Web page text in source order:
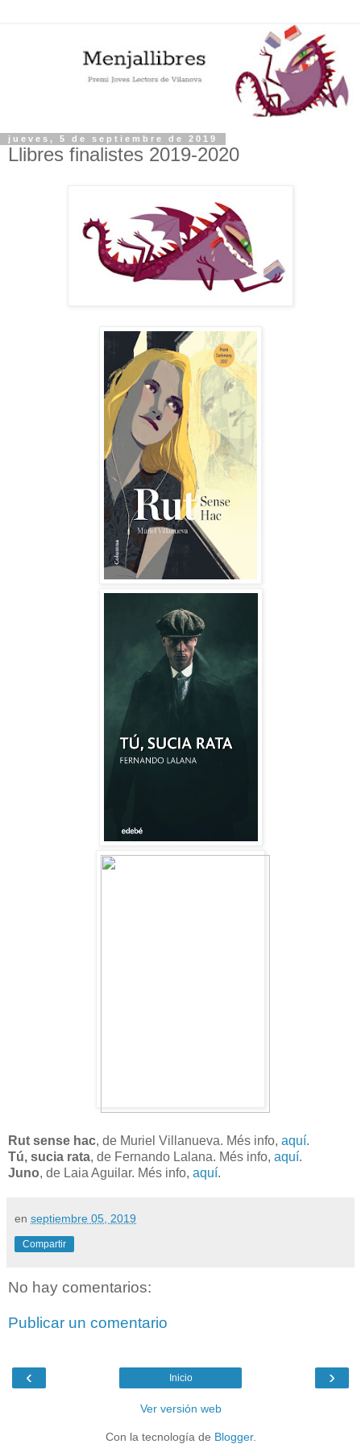
jueves, 5 de septiembre de 2019
Llibres finalistes 2019-2020
Rut sense hac, de Muriel Villanueva. Més info, aquí.
Tú, sucia rata, de Fernando Lalana. Més info, aquí.
Juno, de Laia Aguilar. Més info, aquí.
en septiembre 05, 2019
Compartir
No hay comentarios:
Publicar un comentario
‹ ›
Inicio
Ver versión web
Con la tecnología de Blogger.